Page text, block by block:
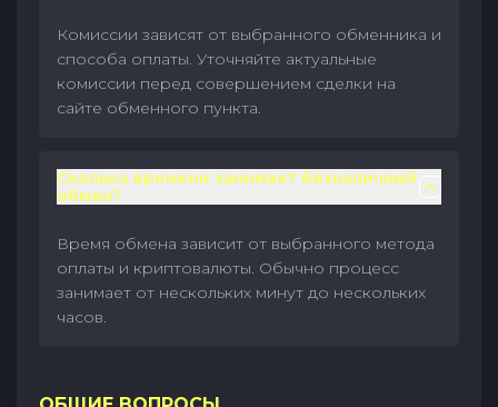
Комиссии зависят от выбранного обменника и
способа оплаты. Уточняйте актуальные
комиссии перед совершением сделки на
сайте обменного пункта.
Сколько времени занимает безналичный
обмен?
Время обмена зависит от выбранного метода
оплаты и криптовалюты. Обычно процесс
занимает от нескольких минут до нескольких
часов.